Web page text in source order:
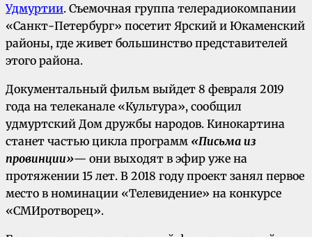
Удмуртии. Съемочная группа телерадиокомпании
«Санкт-Петербург» посетит Ярский и Юкаменский
районы, где живет большинство представителей
этого района.
Документальный фильм выйдет 8 февраля 2019
года на телеканале «Культура», сообщил
удмуртский Дом дружбы народов. Кинокартина
станет частью цикла программ «Письма из
провинции»— они выходят в эфир уже на
протяжении 15 лет. В 2018 году проект занял первое
место в номинации «Телевидение» на конкурсе
«СМИротворец».